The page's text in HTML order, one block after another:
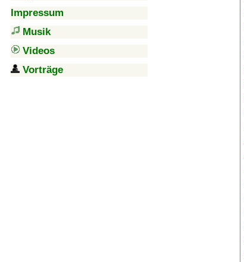
Impressum
Musik
Videos
Vorträge